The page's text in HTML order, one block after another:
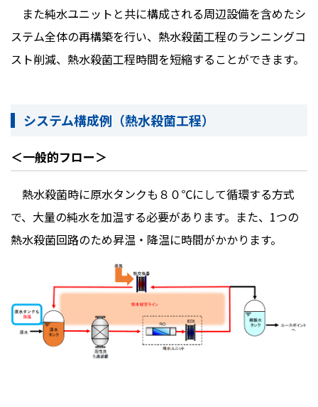
また純水ユニットと共に構成される周辺設備を含めたシ
ステム全体の再構築を行い、熱水殺菌工程のランニングコ
スト削減、熱水殺菌工程時間を短縮することができます。
システム構成例（熱水殺菌工程）
＜一般的フロー＞
熱水殺菌時に原水タンクも８０℃にして循環する方式
で、大量の純水を加温する必要があります。また、 1つの
熱水殺菌回路のため昇温・降温に時間がかかります。